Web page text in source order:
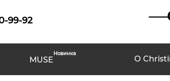
99-92
MUSE
Новинка
О